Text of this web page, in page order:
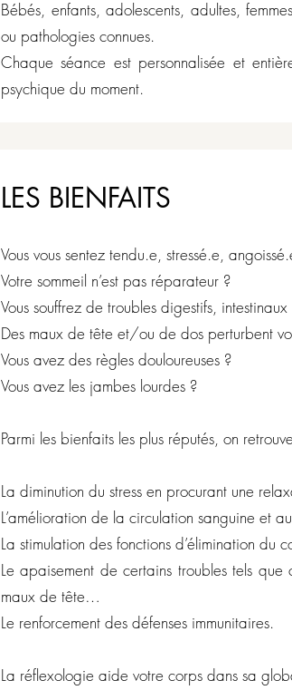
Bébés, enfants, adolescents, adultes,
ou pathologies connues.
Chaque séance est personnalisée et
psychique du moment.
LES BIENFAITS
Vous vous sentez tendu.e, stressé.e,
Votre sommeil n’est pas réparateur ?
Vous souffrez de troubles digestifs, intestinaux
Des maux de tête et/ou de dos perturbent
Vous avez des règles douloureuses ?
Vous avez les jambes lourdes ?
Parmi les bienfaits les plus réputés, on
La diminution du stress en procurant une
L’amélioration de la circulation sanguine et
La stimulation des fonctions d’élimination du
Le apaisement de certains troubles tels que
maux de tête…
Le renforcement des défenses immunitaires.
La réflexologie aide votre corps dans sa